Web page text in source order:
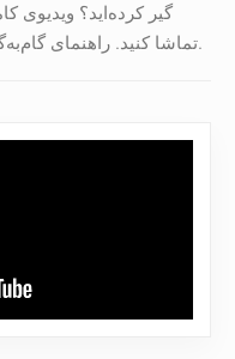
تماشا کنید. راهنمای گام‌به‌گام برای هر اتاق، با نکات برای مبتدیان.